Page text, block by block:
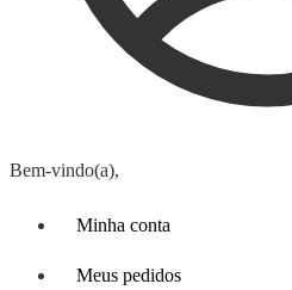
Bem-vindo(a),
Minha conta
Meus pedidos